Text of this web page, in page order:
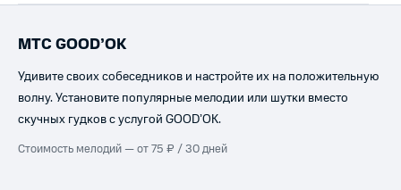
МТС GOOD’OK
Удивите своих собеседников и настройте их на положительную
волну. Установите популярные мелодии или шутки вместо
скучных гудков с услугой GOOD’OK.
Стоимость мелодий — от 75 ₽ / 30 дней